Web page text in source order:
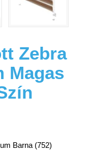
Zebra
Magas
Barna (752)